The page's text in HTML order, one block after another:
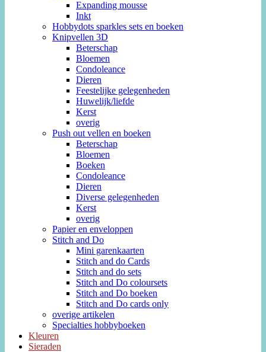
Expanding mousse
Inkt
Hobbydots sparkles sets en boeken
Knipvellen 3D
Beterschap
Bloemen
Condoleance
Dieren
Feestelijke gelegenheden
Huwelijk/liefde
Kerst
overig
Push out vellen en boeken
Beterschap
Bloemen
Boeken
Condoleance
Dieren
Diverse gelegenheden
Kerst
overig
Papier en enveloppen
Stitch and Do
Mini garenkaarten
Stitch and do Cards
Stitch and do sets
Stitch and Do coloursets
Stitch and Do boeken
Stitch and Do cards only
overige artikelen
Specialties hobbyboeken
Kleuren
Sieraden